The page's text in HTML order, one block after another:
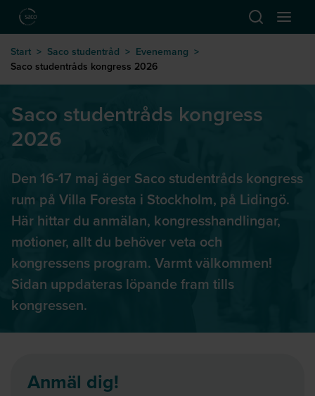
Hoppa till huvudinnehåll Öppna
Start > Saco studentråd > Evenemang >
Saco studentråds kongress 2026
Saco studentråds kongress
2026
Den 16-17 maj äger Saco studentråds kongress
rum på Villa Foresta i Stockholm, på Lidingö.
Här hittar du anmälan, kongresshandlingar,
motioner, allt du behöver veta och
kongressens program. Varmt välkommen!
Sidan uppdateras löpande fram tills
kongressen.
Anmäl dig!